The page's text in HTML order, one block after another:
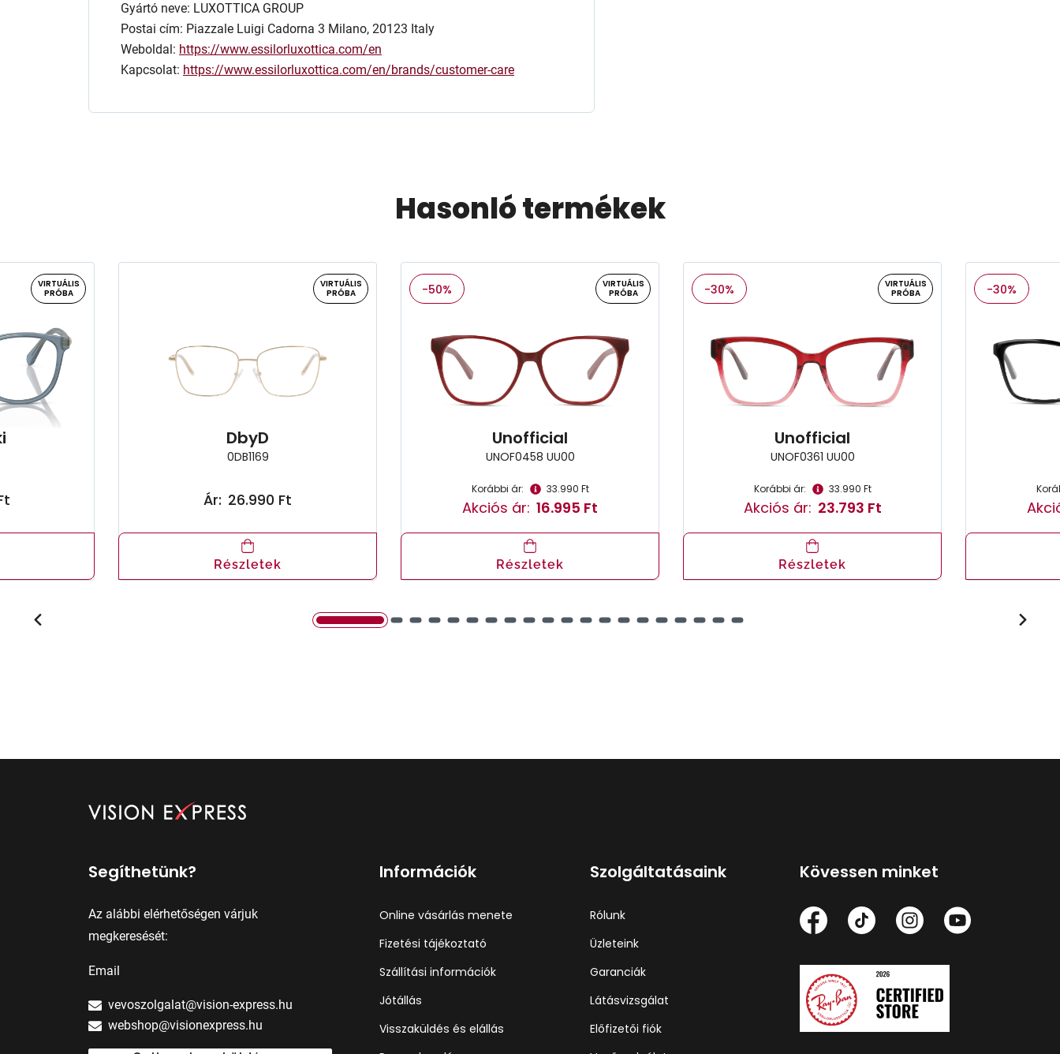
Gyártó neve: LUXOTTICA GROUP
Postai cím: Piazzale Luigi Cadorna 3 Milano, 20123 Italy
Weboldal: https://www.essilorluxottica.com/en
Kapcsolat: https://www.essilorluxottica.com/en/brands/customer-care
Hasonló termékek
VIRTUÁLIS
PRÓBA
VIRTUÁLIS
PRÓBA
DbyD
0DB1169
Ár: 26.990 Ft
Részletek
-50%
VIRTUÁLIS
PRÓBA
Unofficial
UNOF0458 UU00
Korábbi ár: 33.990 Ft
Akciós ár: 16.995 Ft
Részletek
-30%
VIRTUÁLIS
PRÓBA
Unofficial
UNOF0361 UU00
Korábbi ár: 33.990 Ft
Akciós ár: 23.793 Ft
Részletek
-30%
Segíthetünk?
Az alábbi elérhetőségen várjuk
megkeresését:
Email
vevoszolgalat@vision-express.hu
webshop@visionexpress.hu
Információk
Online vásárlás menete
Fizetési tájékoztató
Szállítási információk
Jótállás
Visszaküldés és elállás
Szolgáltatásaink
Rólunk
Üzleteink
Garanciák
Látásvizsgálat
Előfizetői fiók
Kövessen minket